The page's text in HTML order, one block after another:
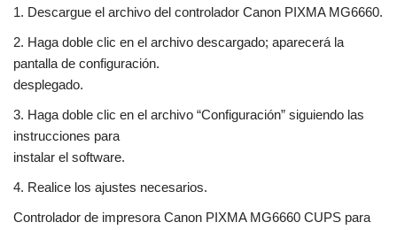
1. Descargue el archivo del controlador Canon PIXMA MG6660.
2. Haga doble clic en el archivo descargado; aparecerá la
pantalla de configuración.
desplegado.
3. Haga doble clic en el archivo “Configuración” siguiendo las
instrucciones para
instalar el software.
4. Realice los ajustes necesarios.
Controlador de impresora Canon PIXMA MG6660 CUPS para